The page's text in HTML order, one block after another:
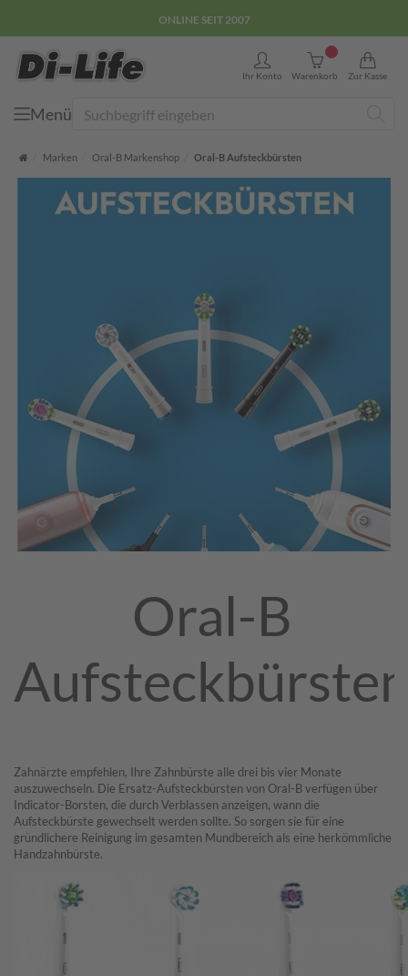
E-COMMERCE GÜTEZEICHEN
Ihr Konto Warenkorb
0
Zur Kasse
Menü
Startseite
Marken Oral-B Markenshop Oral-B Aufsteckbürsten
Oral-B
Zahnärzte empfehlen, Ihre Zahnbürste alle drei bis vier Monate
auszuwechseln. Die Ersatz-Aufsteckbürsten von Oral-B verfügen über
Indicator-Borsten, die durch Verblassen anzeigen, wann die
Aufsteckbürste gewechselt werden sollte. So sorgen sie für eine
gründlichere Reinigung im gesamten Mundbereich als eine herkömmliche
Handzahnbürste.